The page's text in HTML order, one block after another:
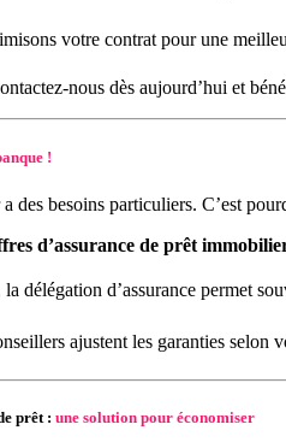
votre contrat pour une
nous dès aujourd’hui et
!
des besoins particuliers. C’est
d’assurance de prêt
la délégation d’assurance permet
ajustent les garanties selon
prêt : une solution pour économiser